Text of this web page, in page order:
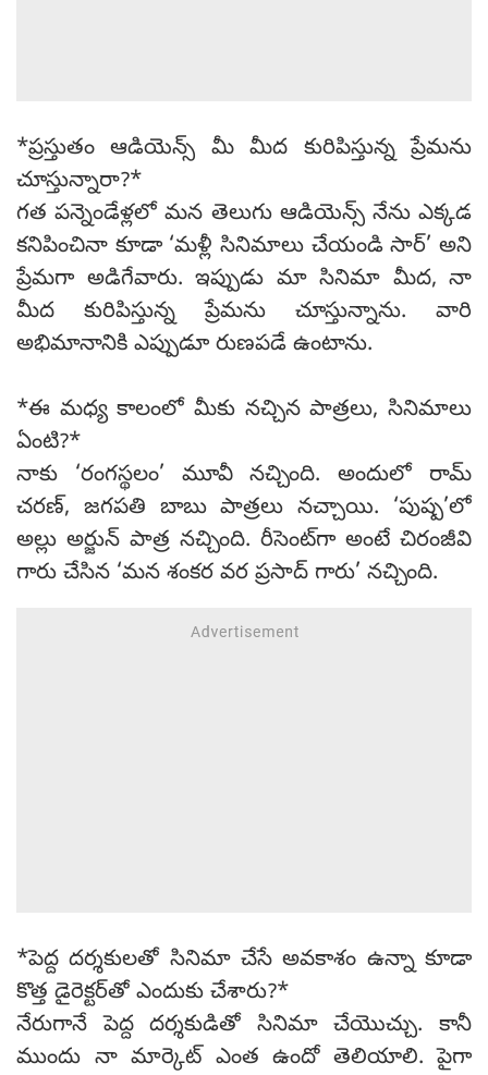
*ప్రస్తుతం ఆడియెన్స్ మీ మీద కురిపిస్తున్న ప్రేమను
చూస్తున్నారా?*
గత పన్నెండేళ్లలో మన తెలుగు ఆడియెన్స్ నేను ఎక్కడ
కనిపించినా కూడా ‘మళ్లీ సినిమాలు చేయండి సార్’ అని
ప్రేమగా అడిగేవారు. ఇప్పుడు మా సినిమా మీద, నా
మీద కురిపిస్తున్న ప్రేమను చూస్తున్నాను. వారి
అభిమానానికి ఎప్పుడూ రుణపడే ఉంటాను.
*ఈ మధ్య కాలంలో మీకు నచ్చిన పాత్రలు, సినిమాలు
ఏంటి?*
నాకు ‘రంగస్థలం’ మూవీ నచ్చింది. అందులో రామ్
చరణ్, జగపతి బాబు పాత్రలు నచ్చాయి. ‘పుష్ప’లో
అల్లు అర్జున్ పాత్ర నచ్చింది. రీసెంట్‌గా అంటే చిరంజీవి
గారు చేసిన ‘మన శంకర వర ప్రసాద్ గారు’ నచ్చింది.
*పెద్ద దర్శకులతో సినిమా చేసే అవకాశం ఉన్నా కూడా
కొత్త డైరెక్టర్‌తో ఎందుకు చేశారు?*
నేరుగానే పెద్ద దర్శకుడితో సినిమా చేయొచ్చు. కానీ
ముందు నా మార్కెట్ ఎంత ఉందో తెలియాలి. పైగా